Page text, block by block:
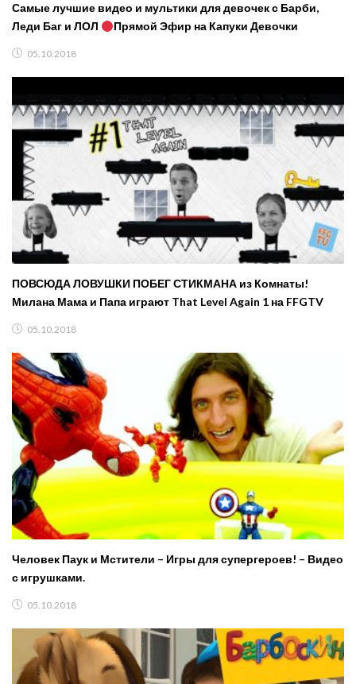
Самые лучшие видео и мультики для девочек с Барби,
Леди Баг и ЛОЛ
Прямой Эфир на Капуки Девочки
05.10.2018
ПОВСЮДА ЛОВУШКИ ПОБЕГ СТИКМАНА из Комнаты!
Милана Мама и Папа играют That Level Again 1 на FFGTV
05.10.2018
Человек Паук и Мстители – Игры для супергероев! – Видео
с игрушками.
05.10.2018